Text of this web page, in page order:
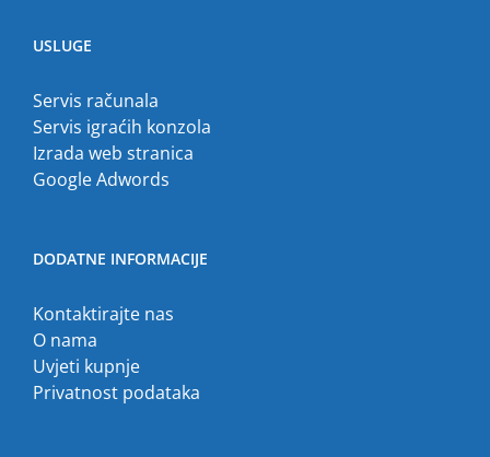
USLUGE
Servis računala
Servis igraćih konzola
Izrada web stranica
Google Adwords
DODATNE INFORMACIJE
Kontaktirajte nas
O nama
Uvjeti kupnje
Privatnost podataka